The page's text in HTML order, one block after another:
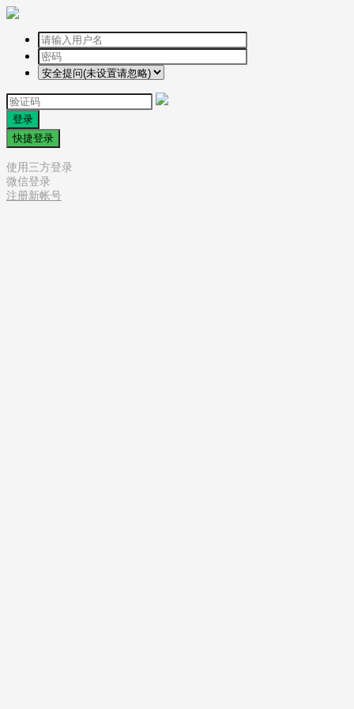
登录
快捷登录
使用三方登录
微信登录
注册新帐号